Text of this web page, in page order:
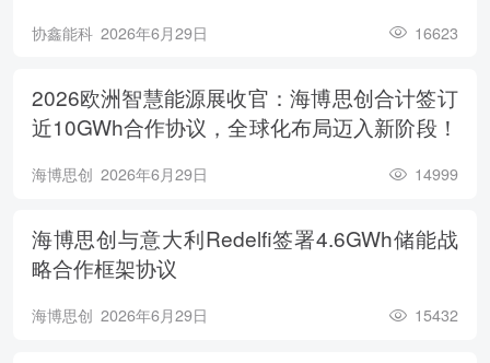
协鑫能科 2026年6月29日 16623
2026欧洲智慧能源展收官：海博思创合计签订
近10GWh合作协议，全球化布局迈入新阶段！
海博思创 2026年6月29日 14999
海博思创与意大利Redelfi签署4.6GWh储能战
略合作框架协议
海博思创 2026年6月29日 15432